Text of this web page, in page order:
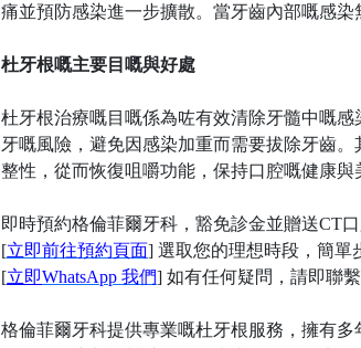
痛並預防感染進一步擴散。當牙齒內部嘅感
杜牙根嘅主要目嘅與好處
杜牙根治療嘅目嘅係為咗有效清除牙髓中嘅
牙嘅風險，避免因感染加重而需要拔除牙齒
整性，從而恢復咀嚼功能，保持口腔嘅健康
即時預約格倫菲爾牙科 ，豁免診金並贈送CT
[立即前往預約頁面] 選取您的理想時段，簡單
[立即WhatsApp 我們] 如有任何疑問，請即聯
格倫菲爾牙科提供專業嘅杜牙根服務，擁有